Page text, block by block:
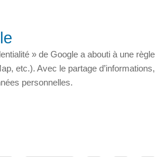
» de Google a abouti à une
etc.). Avec le partage
personnelles.